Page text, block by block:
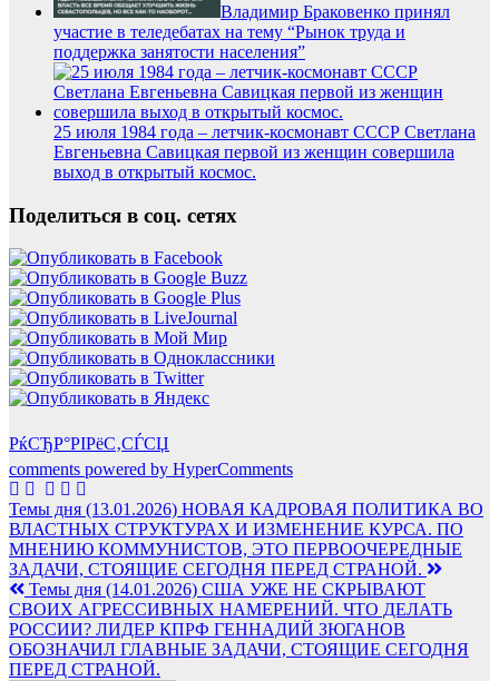
Владимир Браковенко принял
участие в теледебатах на тему “Рынок труда и
поддержка занятости населения”
25 июля 1984 года – летчик-космонавт СССР Светлана
Евгеньевна Савицкая первой из женщин совершила
выход в открытый космос.
Поделиться в соц. сетях
РќСЂР°РІРёС‚СЃСЏ
comments powered by HyperComments
Навигация
по
записям
Темы дня (13.01.2026) НОВАЯ КАДРОВАЯ ПОЛИТИКА ВО
ВЛАСТНЫХ СТРУКТУРАХ И ИЗМЕНЕНИЕ КУРСА. ПО
МНЕНИЮ КОММУНИСТОВ, ЭТО ПЕРВООЧЕРЕДНЫЕ
ЗАДАЧИ, СТОЯЩИЕ СЕГОДНЯ ПЕРЕД СТРАНОЙ.
Темы дня (14.01.2026) США УЖЕ НЕ СКРЫВАЮТ
СВОИХ АГРЕССИВНЫХ НАМЕРЕНИЙ. ЧТО ДЕЛАТЬ
РОССИИ? ЛИДЕР КПРФ ГЕННАДИЙ ЗЮГАНОВ
ОБОЗНАЧИЛ ГЛАВНЫЕ ЗАДАЧИ, СТОЯЩИЕ СЕГОДНЯ
ПЕРЕД СТРАНОЙ.